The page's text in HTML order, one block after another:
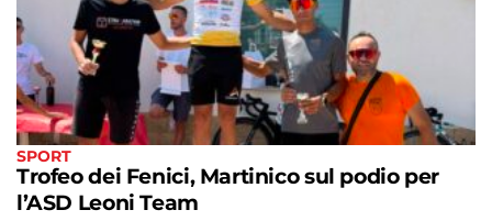
SPORT
Trofeo dei Fenici, Martinico sul podio per
l’ASD Leoni Team